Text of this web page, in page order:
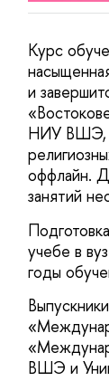
Курс
и
НИУ ВШЭ,
оффлайн.
занятий
учебе в
годы
ВШЭ и